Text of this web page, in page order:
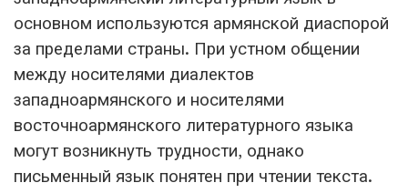
основном используются армянской диаспорой
за пределами страны. При устном общении
между носителями диалектов
западноармянского и носителями
восточноармянского литературного языка
могут возникнуть трудности, однако
письменный язык понятен при чтении текста.